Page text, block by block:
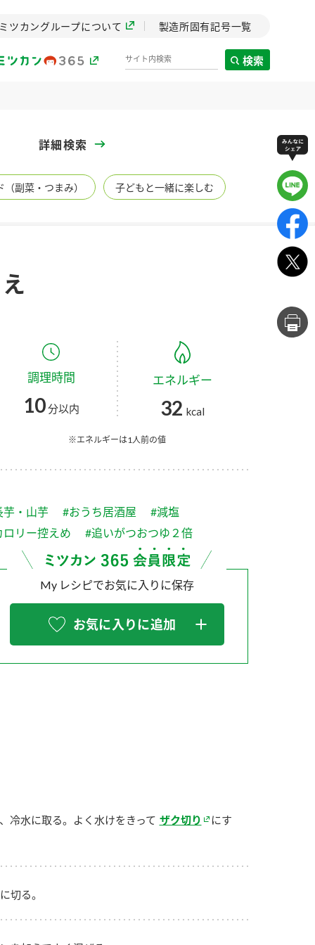
理酒
炊き込みご飯の素 米飯用調味液
酢ドリンク 味ぽん
史
でのミ
ンター
ブ）
おいしさと健康への
取り組み
おいしさと健康に役立
ミツカングループについて 製造所固有記号一覧
検索
詳細検索
（副菜・つまみ） 子どもと一緒に楽しむ
調理時間
10分以内
エネルギー
32 kcal
※エネルギーは1人前の値
芋・山芋 #おうち居酒屋
#減塩
ロリー控えめ
#追いがつおつゆ２倍
My レシピでお気に入りに保存
お気に入りに追加
冷水に取る。よく水けをきって ザク切り
にす
切る。